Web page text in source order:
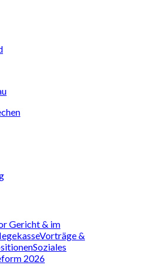
Gericht & im
Vorträge &
Soziales
2026